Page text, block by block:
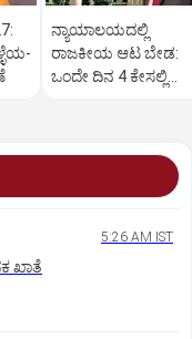
ನ್ಯಾಯಾಲಯದಲ್ಲಿ
ರಾಜಕೀಯ ಆಟ ಬೇಡ:
ಒಂದೇ ದಿನ 4 ಕೇಸಲ್ಲಿ
5:26 AM IST
ಖಾತೆ